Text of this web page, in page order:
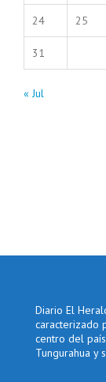
24 25
31
« Jul
Diario El
caracterizado
centro del
Tungurahua y